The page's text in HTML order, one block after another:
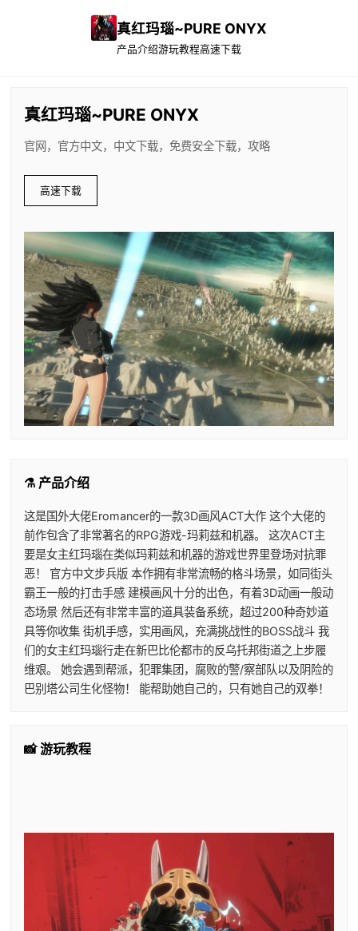
真红玛瑙~PURE ONYX
产品介绍游玩教程高速下载
真红玛瑙~PURE ONYX
官网，官方中文，中文下载，免费安全下载，攻略
高速下载
⚗️ 产品介绍
这是国外大佬Eromancer的一款3D画风ACT大作 这个大佬的
前作包含了非常著名的RPG游戏-玛莉兹和机器。 这次ACT主
要是女主红玛瑙在类似玛莉兹和机器的游戏世界里登场对抗罪
恶！ 官方中文步兵版 本作拥有非常流畅的格斗场景，如同街头
霸王一般的打击手感 建模画风十分的出色，有着3D动画一般动
态场景 然后还有非常丰富的道具装备系统，超过200种奇妙道
具等你收集 街机手感，实用画风，充满挑战性的BOSS战斗 我
们的女主红玛瑙行走在新巴比伦都市的反乌托邦街道之上步履
维艰。 她会遇到帮派，犯罪集团，腐败的警/察部队以及阴险的
巴别塔公司生化怪物！ 能帮助她自己的，只有她自己的双拳！
📸 游玩教程